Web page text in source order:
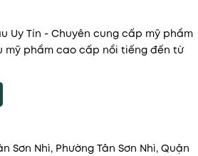
Uy Tín - Chuyên cung cấp mỹ phẩm
mỹ phẩm cao cấp nổi tiếng đến từ
Sơn Nhì, Phường Tân Sơn Nhì, Quận